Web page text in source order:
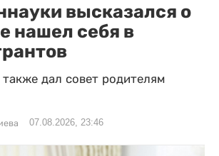
высказался о
нашел себя в
дал совет родителям
07.08.2026, 23:46